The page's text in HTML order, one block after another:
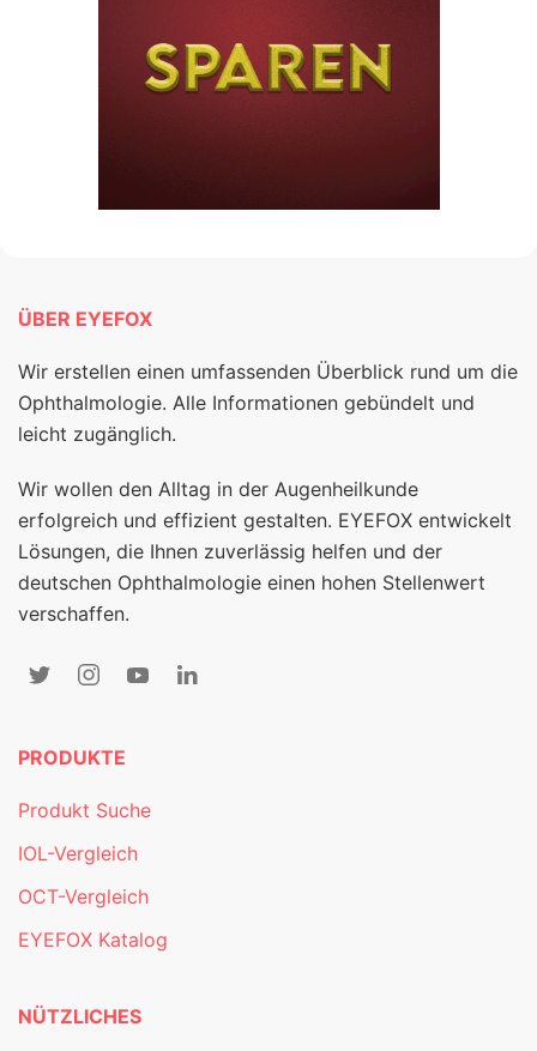
ÜBER EYEFOX
Wir erstellen einen umfassenden Überblick rund um die
Ophthalmologie. Alle Informationen gebündelt und
leicht zugänglich.
Wir wollen den Alltag in der Augenheilkunde
erfolgreich und effizient gestalten. EYEFOX entwickelt
Lösungen, die Ihnen zuverlässig helfen und der
deutschen Ophthalmologie einen hohen Stellenwert
verschaffen.
PRODUKTE
Produkt Suche
IOL-Vergleich
OCT-Vergleich
EYEFOX Katalog
NÜTZLICHES